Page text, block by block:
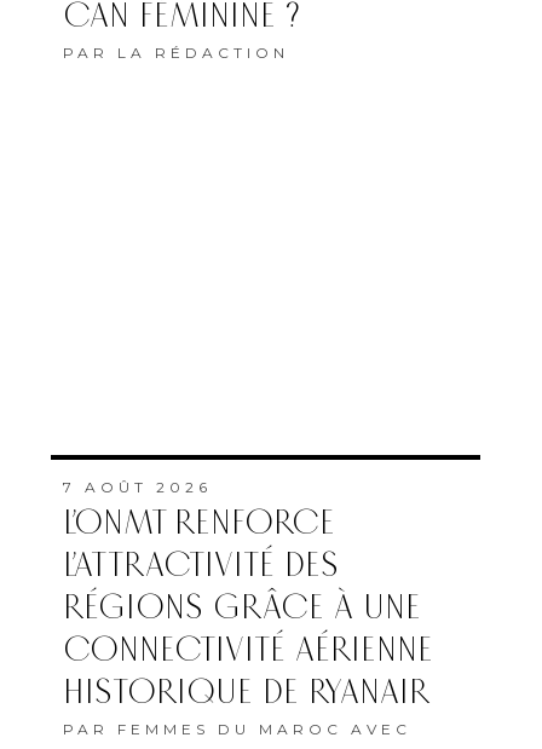
CAN FÉMININE ?
PAR LA RÉDACTION
7 AOÛT 2026
L’ONMT RENFORCE
L’ATTRACTIVITÉ DES
RÉGIONS GRÂCE À UNE
CONNECTIVITÉ AÉRIENNE
HISTORIQUE DE RYANAIR
PAR FEMMES DU MAROC AVEC